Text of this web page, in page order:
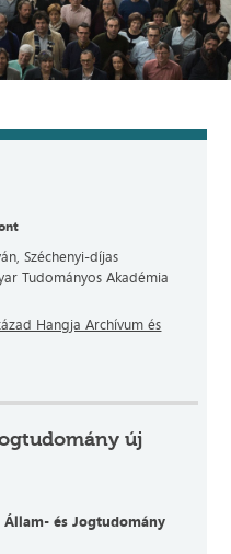
Széchenyi-díjas
Tudományos Akadémia
Hangja Archívum és
új
és Jogtudomány